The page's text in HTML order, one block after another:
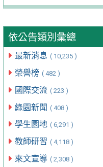
依公告類別彙總
最新消息 ( 10,235 )
榮譽榜 ( 482 )
國際交流 ( 223 )
綠園新聞 ( 408 )
學生園地 ( 6,291 )
教師研習 ( 4,118 )
來文宣導 ( 2,308 )